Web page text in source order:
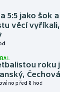
5:5 jako šok
věcí
roku
před 8 hod